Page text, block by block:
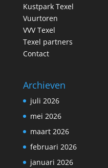
Kustpark Texel
Vuurtoren
VVV Texel
Texel partners
Contact
Archieven
juli 2026
mei 2026
maart 2026
februari 2026
januari 2026